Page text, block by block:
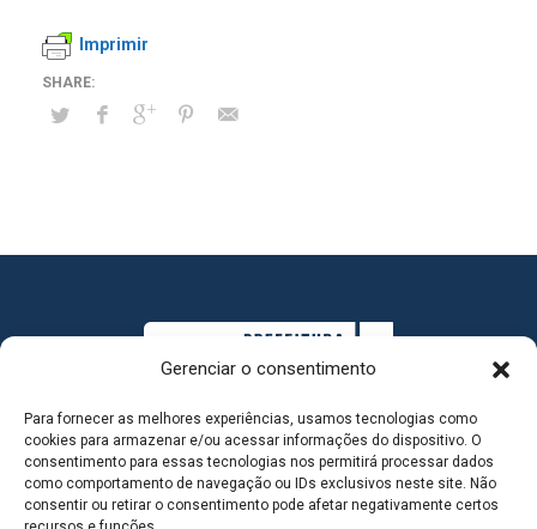
Gerenciar o consentimento
Para fornecer as melhores experiências, usamos tecnologias como
cookies para armazenar e/ou acessar informações do dispositivo. O
consentimento para essas tecnologias nos permitirá processar dados
como comportamento de navegação ou IDs exclusivos neste site. Não
consentir ou retirar o consentimento pode afetar negativamente certos
Imprimir
MAPA DO SITE